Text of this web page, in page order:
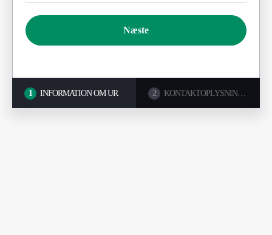
1 INFORMATION OM UR 2 KONTAKTOPLYSNINGER